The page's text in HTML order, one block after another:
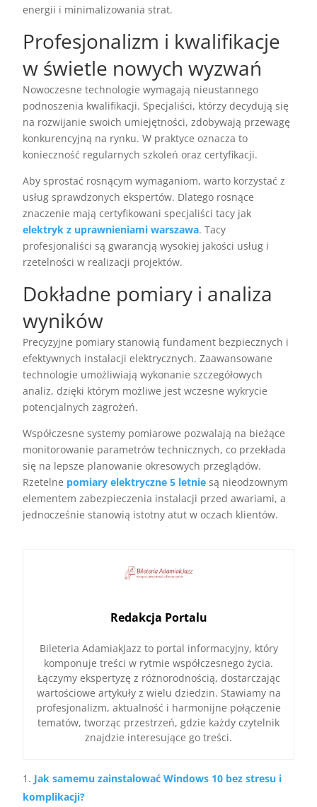
energii i minimalizowania strat.
Profesjonalizm i kwalifikacje
w świetle nowych wyzwań
Nowoczesne technologie wymagają nieustannego
podnoszenia kwalifikacji. Specjaliści, którzy decydują się
na rozwijanie swoich umiejętności, zdobywają przewagę
konkurencyjną na rynku. W praktyce oznacza to
konieczność regularnych szkoleń oraz certyfikacji.
Aby sprostać rosnącym wymaganiom, warto korzystać z
usług sprawdzonych ekspertów. Dlatego rosnące
znaczenie mają certyfikowani specjaliści tacy jak
elektryk z uprawnieniami warszawa. Tacy
profesjonaliści są gwarancją wysokiej jakości usług i
rzetelności w realizacji projektów.
Dokładne pomiary i analiza
wyników
Precyzyjne pomiary stanowią fundament bezpiecznych i
efektywnych instalacji elektrycznych. Zaawansowane
technologie umożliwiają wykonanie szczegółowych
analiz, dzięki którym możliwe jest wczesne wykrycie
potencjalnych zagrożeń.
Współczesne systemy pomiarowe pozwalają na bieżące
monitorowanie parametrów technicznych, co przekłada
się na lepsze planowanie okresowych przeglądów.
Rzetelne pomiary elektryczne 5 letnie są nieodzownym
elementem zabezpieczenia instalacji przed awariami, a
jednocześnie stanowią istotny atut w oczach klientów.
Redakcja Portalu
Bileteria AdamiakJazz to portal informacyjny, który
komponuje treści w rytmie współczesnego życia.
Łączymy ekspertyzę z różnorodnością, dostarczając
wartościowe artykuły z wielu dziedzin. Stawiamy na
profesjonalizm, aktualność i harmonijne połączenie
tematów, tworząc przestrzeń, gdzie każdy czytelnik
znajdzie interesujące go treści.
Jak samemu zainstalować Windows 10 bez stresu i
komplikacji?